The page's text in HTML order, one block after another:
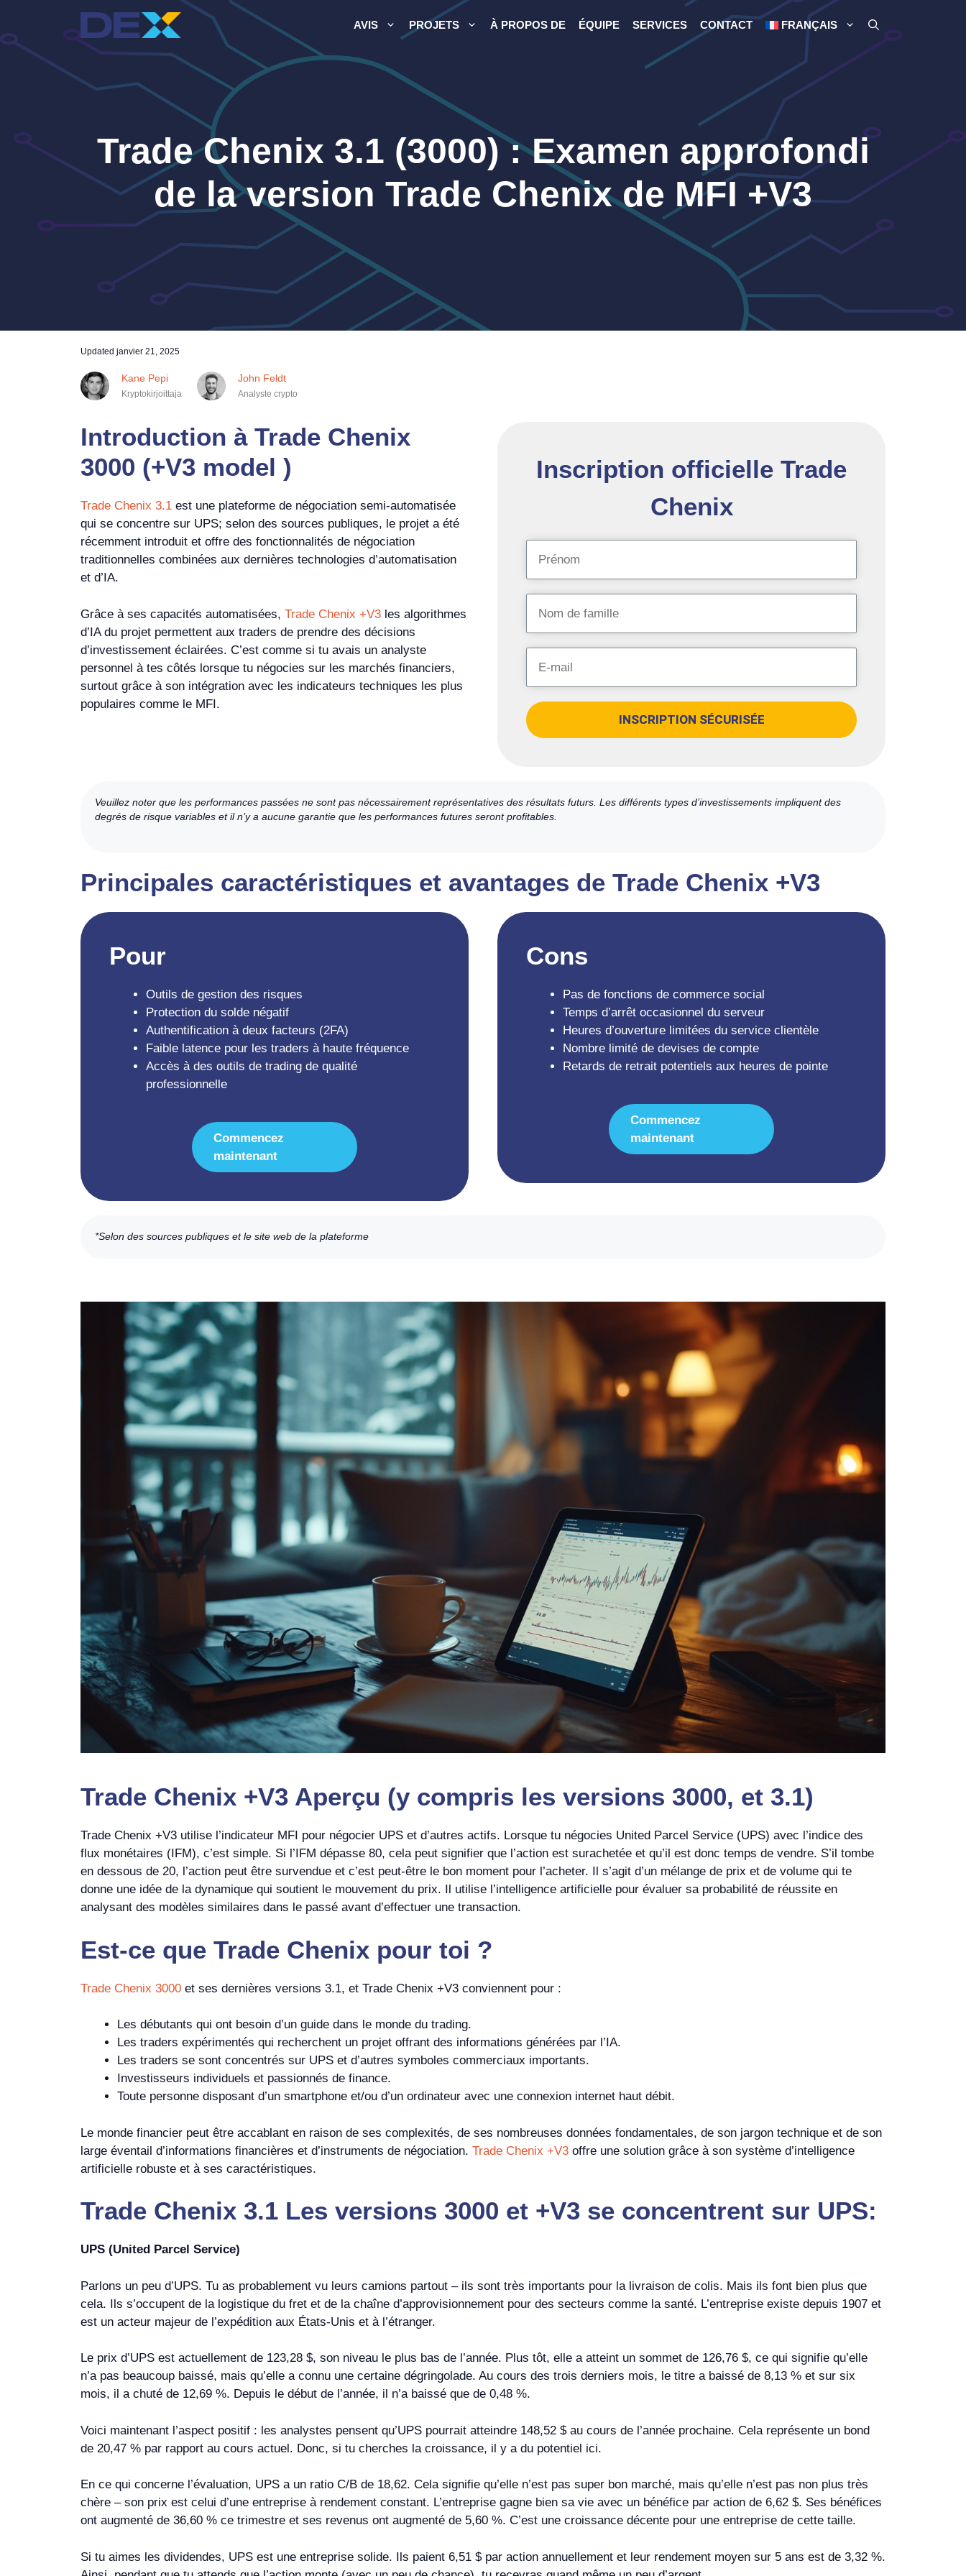
contenu
AVIS PROJETS À PROPOS DE ÉQUIPE SERVICES CONTACT FRANÇAIS
Trade Chenix 3.1 (3000) : Examen approfondi
de la version Trade Chenix de MFI +V3
Updated janvier 21, 2025
Kane Pepi
Kryptokirjoittaja
John Feldt
Analyste crypto
Introduction à Trade Chenix
3000 (+V3 model )
Trade Chenix 3.1 est une plateforme de négociation semi-automatisée
qui se concentre sur UPS; selon des sources publiques, le projet a été
récemment introduit et offre des fonctionnalités de négociation
traditionnelles combinées aux dernières technologies d’automatisation
et d’IA.
Grâce à ses capacités automatisées, Trade Chenix +V3 les algorithmes
d’IA du projet permettent aux traders de prendre des décisions
d’investissement éclairées. C’est comme si tu avais un analyste
personnel à tes côtés lorsque tu négocies sur les marchés financiers,
surtout grâce à son intégration avec les indicateurs techniques les plus
populaires comme le MFI.
Inscription officielle Trade
Chenix
INSCRIPTION SÉCURISÉE
Veuillez noter que les performances passées ne sont pas nécessairement représentatives des résultats futurs. Les différents types d’investissements impliquent des
degrés de risque variables et il n’y a aucune garantie que les performances futures seront profitables.
Principales caractéristiques et avantages de Trade Chenix +V3
Pour
Outils de gestion des risques
Protection du solde négatif
Authentification à deux facteurs (2FA)
Faible latence pour les traders à haute fréquence
Accès à des outils de trading de qualité
professionnelle
Commencez
maintenant
Cons
Pas de fonctions de commerce social
Temps d’arrêt occasionnel du serveur
Heures d’ouverture limitées du service clientèle
Nombre limité de devises de compte
Retards de retrait potentiels aux heures de pointe
Commencez
maintenant
*Selon des sources publiques et le site web de la plateforme
Trade Chenix +V3 Aperçu (y compris les versions 3000, et 3.1)
Trade Chenix +V3 utilise l’indicateur MFI pour négocier UPS et d’autres actifs. Lorsque tu négocies United Parcel Service (UPS) avec l’indice des
flux monétaires (IFM), c’est simple. Si l’IFM dépasse 80, cela peut signifier que l’action est surachetée et qu’il est donc temps de vendre. S’il tombe
en dessous de 20, l’action peut être survendue et c’est peut-être le bon moment pour l’acheter. Il s’agit d’un mélange de prix et de volume qui te
donne une idée de la dynamique qui soutient le mouvement du prix. Il utilise l’intelligence artificielle pour évaluer sa probabilité de réussite en
analysant des modèles similaires dans le passé avant d’effectuer une transaction.
Est-ce que Trade Chenix pour toi ?
Trade Chenix 3000 et ses dernières versions 3.1, et Trade Chenix +V3 conviennent pour :
Les débutants qui ont besoin d’un guide dans le monde du trading.
Les traders expérimentés qui recherchent un projet offrant des informations générées par l’IA.
Les traders se sont concentrés sur UPS et d’autres symboles commerciaux importants.
Investisseurs individuels et passionnés de finance.
Toute personne disposant d’un smartphone et/ou d’un ordinateur avec une connexion internet haut débit.
Le monde financier peut être accablant en raison de ses complexités, de ses nombreuses données fondamentales, de son jargon technique et de son
large éventail d’informations financières et d’instruments de négociation. Trade Chenix +V3 offre une solution grâce à son système d’intelligence
artificielle robuste et à ses caractéristiques.
Trade Chenix 3.1 Les versions 3000 et +V3 se concentrent sur UPS:
UPS (United Parcel Service)
Parlons un peu d’UPS. Tu as probablement vu leurs camions partout – ils sont très importants pour la livraison de colis. Mais ils font bien plus que
cela. Ils s’occupent de la logistique du fret et de la chaîne d’approvisionnement pour des secteurs comme la santé. L’entreprise existe depuis 1907 et
est un acteur majeur de l’expédition aux États-Unis et à l’étranger.
Le prix d’UPS est actuellement de 123,28 $, son niveau le plus bas de l’année. Plus tôt, elle a atteint un sommet de 126,76 $, ce qui signifie qu’elle
n’a pas beaucoup baissé, mais qu’elle a connu une certaine dégringolade. Au cours des trois derniers mois, le titre a baissé de 8,13 % et sur six
mois, il a chuté de 12,69 %. Depuis le début de l’année, il n’a baissé que de 0,48 %.
Voici maintenant l’aspect positif : les analystes pensent qu’UPS pourrait atteindre 148,52 $ au cours de l’année prochaine. Cela représente un bond
de 20,47 % par rapport au cours actuel. Donc, si tu cherches la croissance, il y a du potentiel ici.
En ce qui concerne l’évaluation, UPS a un ratio C/B de 18,62. Cela signifie qu’elle n’est pas super bon marché, mais qu’elle n’est pas non plus très
chère – son prix est celui d’une entreprise à rendement constant. L’entreprise gagne bien sa vie avec un bénéfice par action de 6,62 $. Ses bénéfices
ont augmenté de 36,60 % ce trimestre et ses revenus ont augmenté de 5,60 %. C’est une croissance décente pour une entreprise de cette taille.
Si tu aimes les dividendes, UPS est une entreprise solide. Ils paient 6,51 $ par action annuellement et leur rendement moyen sur 5 ans est de 3,32 %.